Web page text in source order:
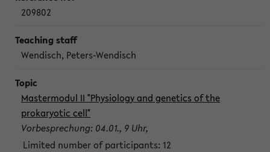
209802
Wendisch, Peters-Wendisch
Mastermodul II "Physiology and genetics of the
prokaryotic cell"
Vorbesprechung: 04.01., 9 Uhr,
Limited number of participants: 12